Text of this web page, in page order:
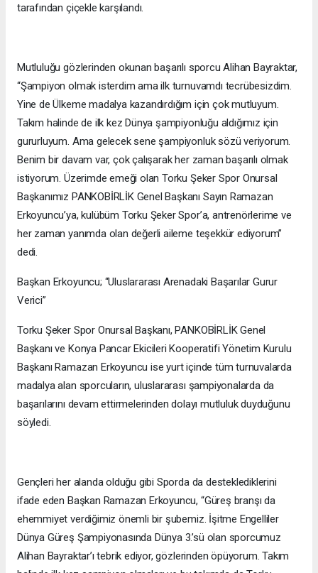
tarafından çiçekle karşılandı.
Mutluluğu gözlerinden okunan başarılı sporcu Alihan Bayraktar,
“Şampiyon olmak isterdim ama ilk turnuvamdı tecrübesizdim.
Yine de Ülkeme madalya kazandırdığım için çok mutluyum.
Takım halinde de ilk kez Dünya şampiyonluğu aldığımız için
gururluyum. Ama gelecek sene şampiyonluk sözü veriyorum.
Benim bir davam var, çok çalışarak her zaman başarılı olmak
istiyorum. Üzerimde emeği olan Torku Şeker Spor Onursal
Başkanımız PANKOBİRLİK Genel Başkanı Sayın Ramazan
Erkoyuncu’ya, kulübüm Torku Şeker Spor’a, antrenörlerime ve
her zaman yanımda olan değerli aileme teşekkür ediyorum”
dedi.
Başkan Erkoyuncu; “Uluslararası Arenadaki Başarılar Gurur
Verici”
Torku Şeker Spor Onursal Başkanı, PANKOBİRLİK Genel
Başkanı ve Konya Pancar Ekicileri Kooperatifi Yönetim Kurulu
Başkanı Ramazan Erkoyuncu ise yurt içinde tüm turnuvalarda
madalya alan sporcuların, uluslararası şampiyonalarda da
başarılarını devam ettirmelerinden dolayı mutluluk duyduğunu
söyledi.
Gençleri her alanda olduğu gibi Sporda da desteklediklerini
ifade eden Başkan Ramazan Erkoyuncu, “Güreş branşı da
ehemmiyet verdiğimiz önemli bir şubemiz. İşitme Engelliler
Dünya Güreş Şampiyonasında Dünya 3.’sü olan sporcumuz
Alihan Bayraktar’ı tebrik ediyor, gözlerinden öpüyorum. Takım